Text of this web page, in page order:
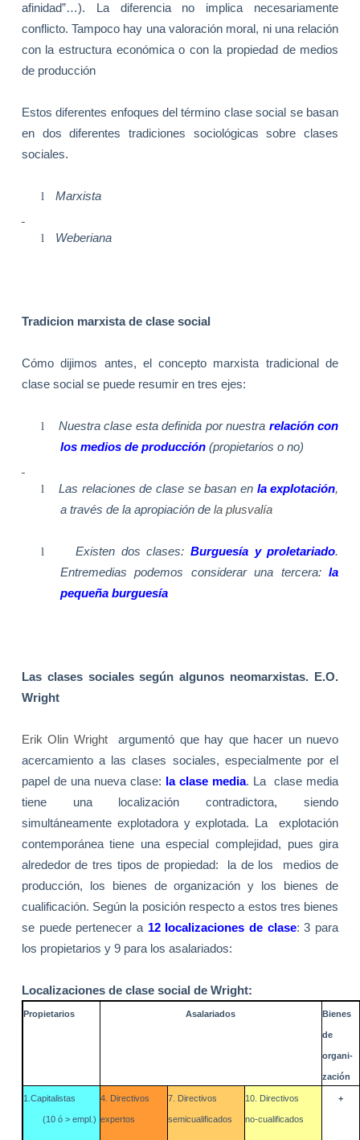
afinidad”…). La diferencia no implica necesariamente
conflicto. Tampoco hay una valoración moral, ni una relación
con la estructura económica o con la propiedad de medios
de producción
Estos diferentes enfoques del término clase social se basan
en dos diferentes tradiciones sociológicas sobre clases
sociales.
l Marxista
l Weberiana
Tradicion marxista de clase social
Cómo dijimos antes, el concepto marxista tradicional de
clase social se puede resumir en tres ejes:
l Nuestra clase esta definida por nuestra relación con
los medios de producción(propietarios o no)
l Las relaciones de clase se basan en la explotación,
a través de la apropiación de la plusvalía
l Existen dos clases: Burguesía y proletariado.
Entremedias podemos considerar una tercera:la
pequeña burguesía
Las clases sociales según algunos neomarxistas. E.O.
Wright
Erik Olin Wright
argumentó que hay que hacer un nuevo
acercamiento a las clases sociales, especialmente por el
papel de una nueva clase:
la clase media. La
clase media
tiene una localización contradictora, siendo
simultáneamente explotadora y explotada. La
explotación
contemporánea tiene una especial complejidad, pues gira
alrededor de tres tipos de propiedad:
la de los
medios de
producción, los bienes de organización y los bienes de
cualificación. Según la posición respecto a estos tres bienes
se puede pertenecer a 12 localizaciones de clase: 3 para
los propietarios y 9 para los asalariados:
Localizaciones de clase social de Wright:
Propietarios Asalariados Bienes
de
organi-
zación
1.Capitalistas
(10 ó > empl.)
4. Directivos
expertos
7. Directivos
semicualificados
10. Directivos
no-cualificados
+